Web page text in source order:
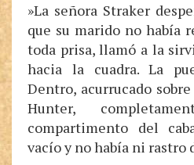
»La señora Straker
que su marido no había
toda prisa, llamó a la
hacia la cuadra. La
Dentro, acurrucado
Hunter,
compartimento del
vacío y no había ni rastro